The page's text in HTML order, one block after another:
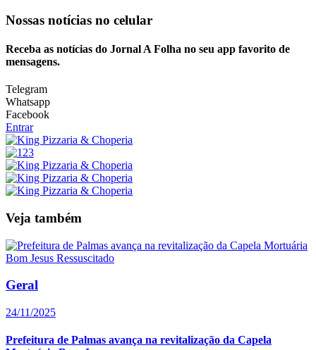
Nossas notícias no celular
Receba as notícias do Jornal A Folha no seu app favorito de
mensagens.
Telegram
Whatsapp
Facebook
Entrar
Veja também
Geral
24/11/2025
Prefeitura de Palmas avança na revitalização da Capela